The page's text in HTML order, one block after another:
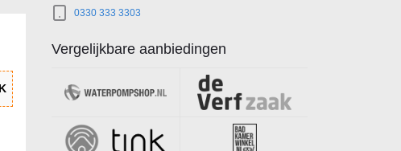
0330 333 3303
Vergelijkbare aanbiedingen